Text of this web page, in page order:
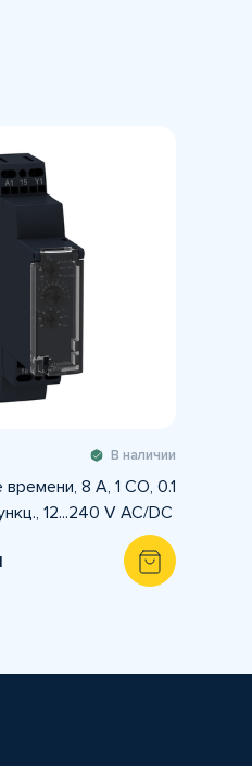
В наличии
времени, 8 A, 1 CO, 0.1
12...240 V AC/DC